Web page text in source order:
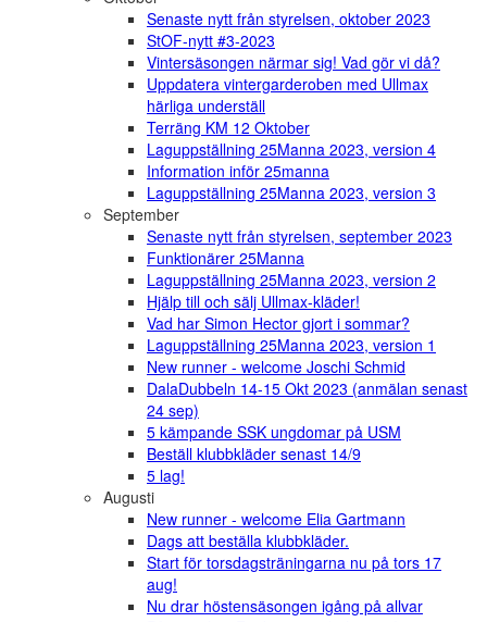
Senaste nytt från styrelsen, oktober 2023
StOF-nytt #3-2023
Vintersäsongen närmar sig! Vad gör vi då?
Uppdatera vintergarderoben med Ullmax
härliga underställ
Terräng KM 12 Oktober
Laguppställning 25Manna 2023, version 4
Information inför 25manna
Laguppställning 25Manna 2023, version 3
September
Senaste nytt från styrelsen, september 2023
Funktionärer 25Manna
Laguppställning 25Manna 2023, version 2
Hjälp till och sälj Ullmax-kläder!
Vad har Simon Hector gjort i sommar?
Laguppställning 25Manna 2023, version 1
New runner - welcome Joschi Schmid
DalaDubbeln 14-15 Okt 2023 (anmälan senast
24 sep)
5 kämpande SSK ungdomar på USM
Beställ klubbkläder senast 14/9
5 lag!
Augusti
New runner - welcome Elia Gartmann
Dags att beställa klubbkläder.
Start för torsdagsträningarna nu på tors 17
aug!
Nu drar höstensäsongen igång på allvar